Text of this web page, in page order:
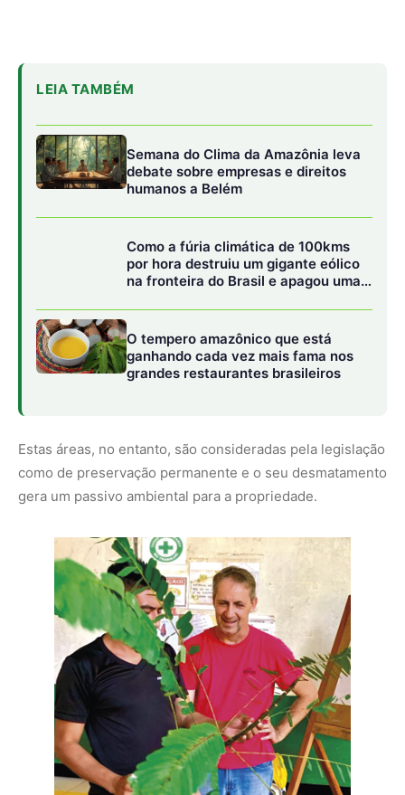
Estas áreas, no entanto, são consideradas pela legislação
como de preservação permanente e o seu desmatamento
gera um passivo ambiental para a propriedade.
Também contém o quadro de manipulação ambiental para
a agricultura e a peculiaridade com baixa adoção de
tecnologia, descrito pela queda e queima, e que depende
do abandono e reabertura de novas áreas para renovar a
fertilidade do solo. A região é um dos pontos de
implantação das ações do Inovaflora , um dos 19 projetos
que fazem parte do Projeto Integrado da Amazônia (